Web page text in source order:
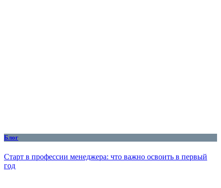
Блог
Старт в профессии менеджера: что важно освоить в первый
год